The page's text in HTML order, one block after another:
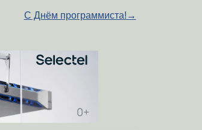
C Днём программиста! →